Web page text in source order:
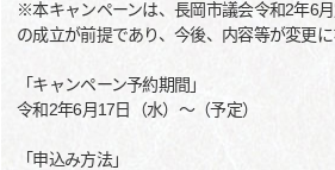
※本キャンペーンは、長岡市議会令和2年6
の成立が前提であり、今後、内容等が変更に
「キャンペーン予約期間」
令和2年6月17日（水）～（予定）
「申込み方法」